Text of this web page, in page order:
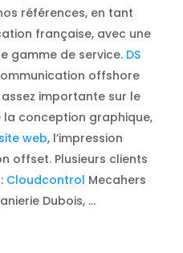
références, en tant
française, avec une
gamme de service. DS
offshore
importante sur le
la conception graphique,
web, l’impression
offset. Plusieurs clients
Cloudcontrol Mecahers
Dubois, …